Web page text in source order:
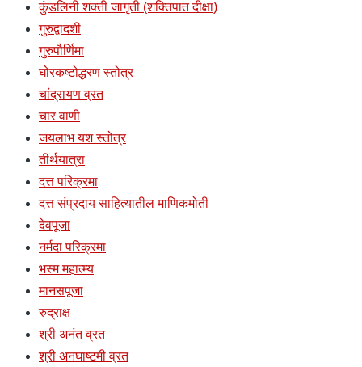
कुंडलिनी शक्ती जागृती (शक्तिपात दीक्षा)
गुरुद्वादशी
गुरुपौर्णिमा
घोरकष्टोद्धरण स्तोत्र
चांद्रायण व्रत
चार वाणी
जयलाभ यश स्तोत्र
तीर्थयात्रा
दत्त परिक्रमा
दत्त संप्रदाय साहित्यातील माणिकमोती
देवपूजा
नर्मदा परिक्रमा
भस्म महात्म्य
मानसपूजा
रुद्राक्ष
श्री अनंत व्रत
श्री अनघाष्टमी व्रत